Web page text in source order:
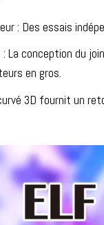
: Des essais
La conception du
en gros.
3D fournit un